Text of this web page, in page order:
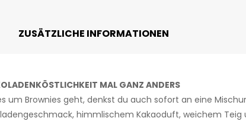
ZUSÄTZLICHE INFORMATIONEN
MAL GANZ ANDERS
um Brownies geht, denkst du auch sofort an eine
himmlischem Kakaoduft, weichem Teig